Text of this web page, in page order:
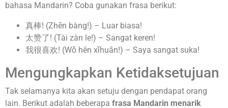
bahasa Mandarin? Coba gunakan frasa berikut:
真棒! (Zhēn bàng!) – Luar biasa!
太赞了! (Tài zàn le!) – Sangat keren!
我很喜欢! (Wǒ hěn xǐhuān!) – Saya sangat suka!
Mengungkapkan Ketidaksetujuan
Tak selamanya kita akan setuju dengan pendapat orang
lain. Berikut adalah beberapa frasa Mandarin menarik